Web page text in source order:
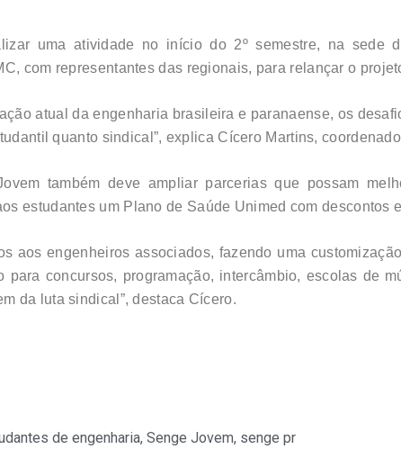
uma atividade no início do 2º semestre, na sede
com representantes das regionais, para relançar o
atual da engenharia brasileira e paranaense, os
quanto sindical”, explica Cícero Martins,
também deve ampliar parcerias que possam
estudantes um Plano de Saúde Unimed com descontos
aos engenheiros associados, fazendo uma
para concursos, programação, intercâmbio, escolas de
da luta sindical”, destaca Cícero.
de engenharia, Senge Jovem, senge pr